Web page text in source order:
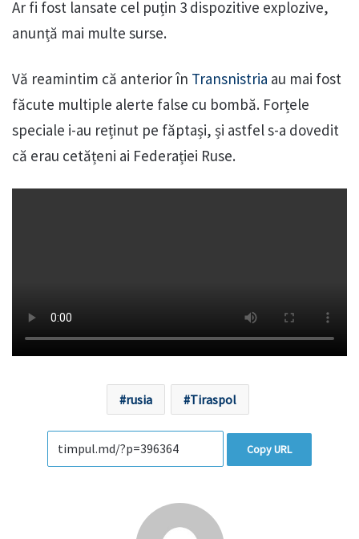
Ar fi fost lansate cel puțin 3 dispozitive explozive,
anunță mai multe surse.
Vă reamintim că anterior în Transnistria au mai fost
făcute multiple alerte false cu bombă. Forțele
speciale i-au reținut pe făptași, și astfel s-a dovedit
că erau cetățeni ai Federației Ruse.
rusia Tiraspol
Copy URL